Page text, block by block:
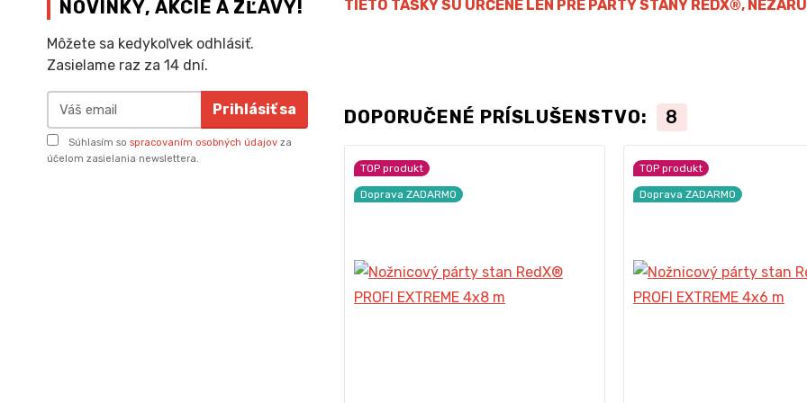
NOVINKY, AKCIE A ZĽAVY!
Môžete sa kedykoľvek odhlásiť.
Zasielame raz za 14 dní.
Prihlásiť sa
Súhlasím so spracovaním osobných údajov za
účelom zasielania newslettera.
TIETO TAŠKY SÚ URČENÉ LEN PRE PARTY STANY REDX®,
DOPORUČENÉ PRÍSLUŠENSTVO: 8
TOP produkt
Doprava ZADARMO
TOP produkt
Doprava ZADARMO